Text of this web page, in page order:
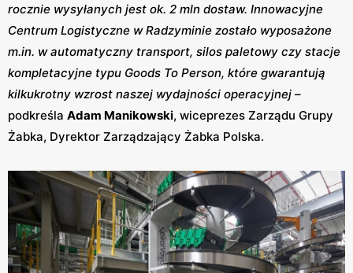
rocznie wysyłanych jest ok. 2 mln dostaw. Innowacyjne
Centrum Logistyczne w Radzyminie zostało wyposażone
m.in. w automatyczny transport, silos paletowy czy stacje
kompletacyjne typu Goods To Person, które gwarantują
kilkukrotny wzrost naszej wydajności operacyjnej –
podkreśla Adam Manikowski, wiceprezes Zarządu Grupy
Żabka, Dyrektor Zarządzający Żabka Polska.